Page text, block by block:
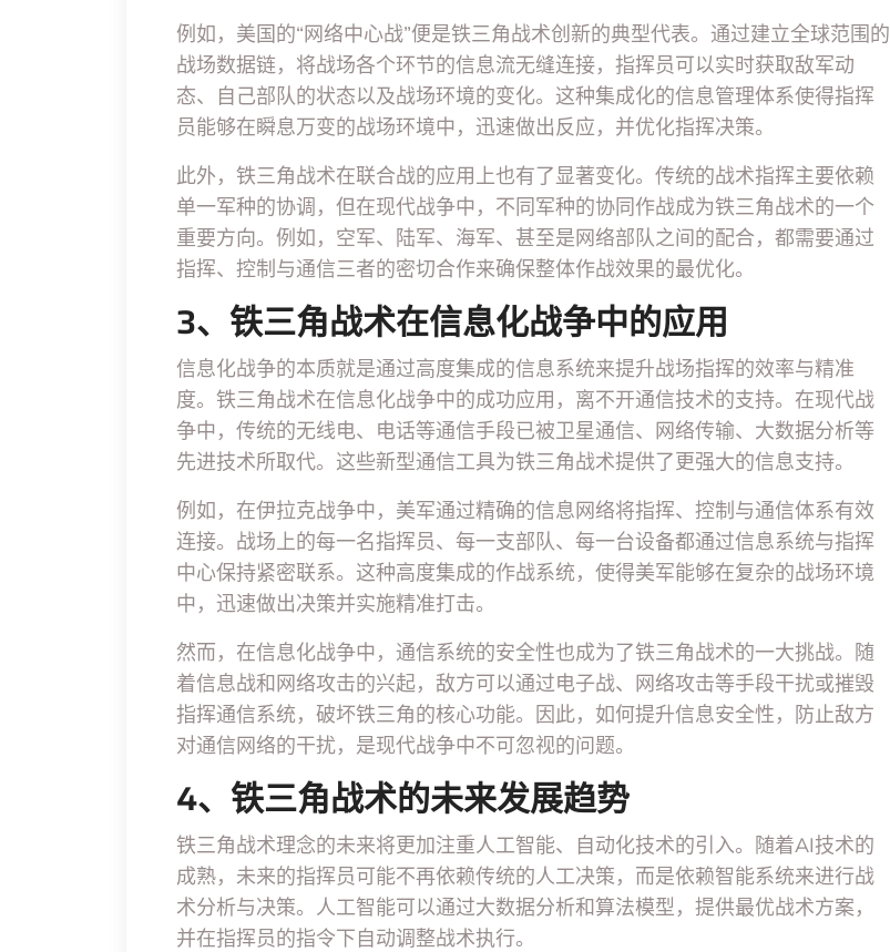
例如，美国的“网络中心战”便是铁三角战术创新的典型代表。通过建立全球范围的
战场数据链，将战场各个环节的信息流无缝连接，指挥员可以实时获取敌军动
态、自己部队的状态以及战场环境的变化。这种集成化的信息管理体系使得指挥
员能够在瞬息万变的战场环境中，迅速做出反应，并优化指挥决策。
此外，铁三角战术在联合战的应用上也有了显著变化。传统的战术指挥主要依赖
单一军种的协调，但在现代战争中，不同军种的协同作战成为铁三角战术的一个
重要方向。例如，空军、陆军、海军、甚至是网络部队之间的配合，都需要通过
指挥、控制与通信三者的密切合作来确保整体作战效果的最优化。
3、铁三角战术在信息化战争中的应用
信息化战争的本质就是通过高度集成的信息系统来提升战场指挥的效率与精准
度。铁三角战术在信息化战争中的成功应用，离不开通信技术的支持。在现代战
争中，传统的无线电、电话等通信手段已被卫星通信、网络传输、大数据分析等
先进技术所取代。这些新型通信工具为铁三角战术提供了更强大的信息支持。
例如，在伊拉克战争中，美军通过精确的信息网络将指挥、控制与通信体系有效
连接。战场上的每一名指挥员、每一支部队、每一台设备都通过信息系统与指挥
中心保持紧密联系。这种高度集成的作战系统，使得美军能够在复杂的战场环境
中，迅速做出决策并实施精准打击。
然而，在信息化战争中，通信系统的安全性也成为了铁三角战术的一大挑战。随
着信息战和网络攻击的兴起，敌方可以通过电子战、网络攻击等手段干扰或摧毁
指挥通信系统，破坏铁三角的核心功能。因此，如何提升信息安全性，防止敌方
对通信网络的干扰，是现代战争中不可忽视的问题。
4、铁三角战术的未来发展趋势
铁三角战术理念的未来将更加注重人工智能、自动化技术的引入。随着AI技术的
成熟，未来的指挥员可能不再依赖传统的人工决策，而是依赖智能系统来进行战
术分析与决策。人工智能可以通过大数据分析和算法模型，提供最优战术方案，
并在指挥员的指令下自动调整战术执行。